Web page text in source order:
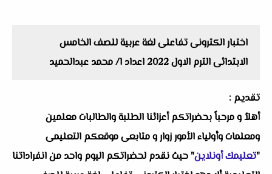
اختبار الكترونى تفاعلى لغة عربية للصف الخامس
الابتدائى الترم الاول 2022 اعداد ا/ محمد عبدالحميد
تقديم :
أهلاُ و مرحباً بحضراتكم أعزائنا الطلبة والطالبات معلمين
ومعلمات وأولياء الأمور زوار و متابعى موقعكم التعليمى
"تعليمك أونلاين" حيث نقدم لحضراتكم اليوم واحد من انفراداتنا